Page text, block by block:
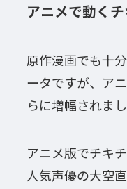
アニメで動く
原作漫画でも十
ータですが、ア
らに増幅されまし
アニメ版でチキ
人気声優の大空直